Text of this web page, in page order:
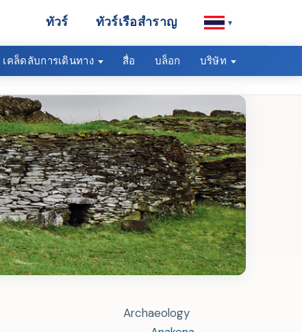
ทัวร์ ทัวร์เรือสำราญ ▾
เคล็ดลับการเดินทาง สื่อ บล็อก บริษัท
Archaeology